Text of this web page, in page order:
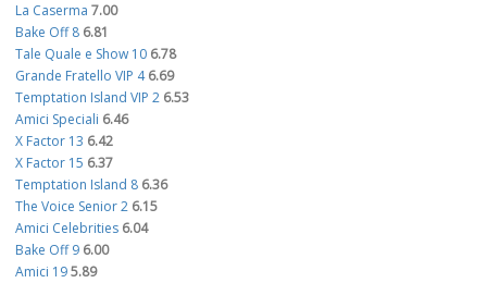
La Caserma 7.00
Bake Off 8 6.81
Tale Quale e Show 10 6.78
Grande Fratello VIP 4 6.69
Temptation Island VIP 2 6.53
Amici Speciali 6.46
X Factor 13 6.42
X Factor 15 6.37
Temptation Island 8 6.36
The Voice Senior 2 6.15
Amici Celebrities 6.04
Bake Off 9 6.00
Amici 195.89